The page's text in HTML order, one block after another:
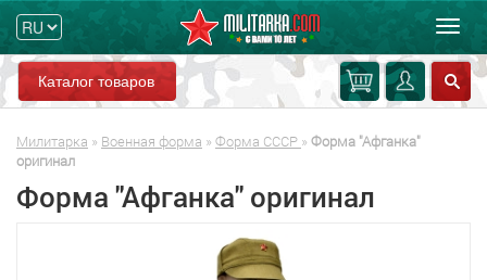
Каталог товаров
Милитарка » Военная форма » Форма СССР » Форма "Афганка"
оригинал
Форма "Афганка" оригинал